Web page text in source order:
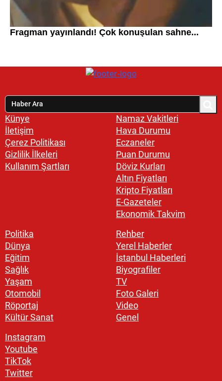
Künye
İletişim
Çerez Politikası
Gizlilik İlkeleri
Kullanım Şartları
Namaz Vakitleri
Hava Durumu
Eczaneler
Puan Durumu
Döviz Kurları
Altın Fiyatları
Kripto Fiyatları
E-Gazeteler
Ekonomik Takvim
Politika
Dünya
Eğitim
Sağlık
Yaşam
Otomobil
Röportaj
Kültür Sanat
Rehber
Yerel Haberler
İstanbul Haberleri
Biyografiler
TV
Foto Galeri
Video
Genel
Instagram
Youtube
TikTok
Twitter